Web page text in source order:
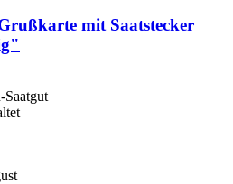
mit Saatstecker